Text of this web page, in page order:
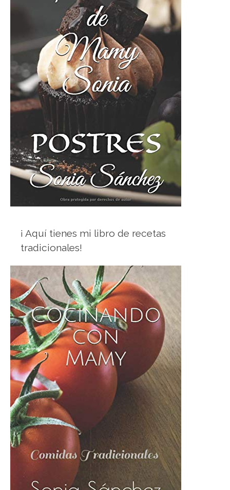
¡ Aquí tienes mi libro de recetas
tradicionales!